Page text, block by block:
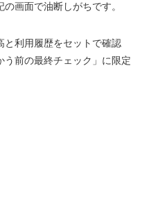
画面で油断しがちです。
と利用履歴をセットで確認
う前の最終チェック」に限定